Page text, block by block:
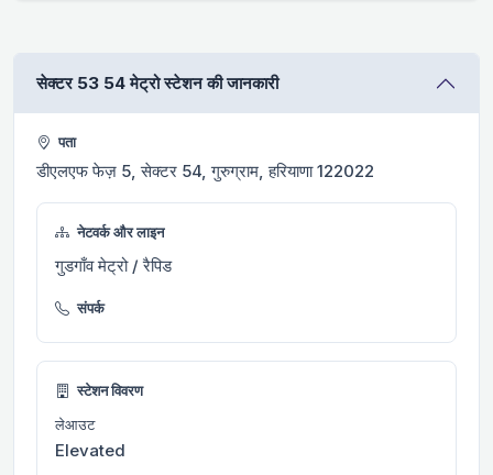
सेक्टर 53 54 मेट्रो स्टेशन की जानकारी
पता
डीएलएफ फेज़ 5, सेक्टर 54, गुरुग्राम, हरियाणा 122022
नेटवर्क और लाइन
गुडगाँव मेट्रो / रैपिड
संपर्क
स्टेशन विवरण
लेआउट
Elevated